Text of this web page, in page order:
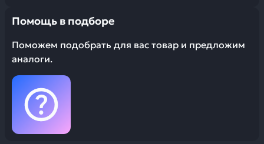
Помощь в подборе
Поможем подобрать для вас товар и предложим
аналоги.